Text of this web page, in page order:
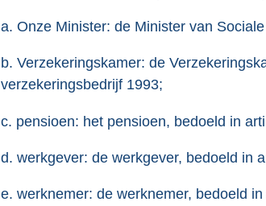
a. Onze Minister: de Minister van
b. Verzekeringskamer: de
verzekeringsbedrijf 1993;
c. pensioen: het pensioen, bedoeld in
d. werkgever: de werkgever, bedoeld in
e. werknemer: de werknemer, bedoeld